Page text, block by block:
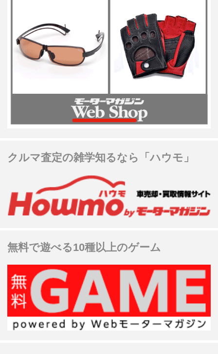
クルマ査定の雑学知るなら「ハウモ」
無料で遊べる10種以上のゲーム